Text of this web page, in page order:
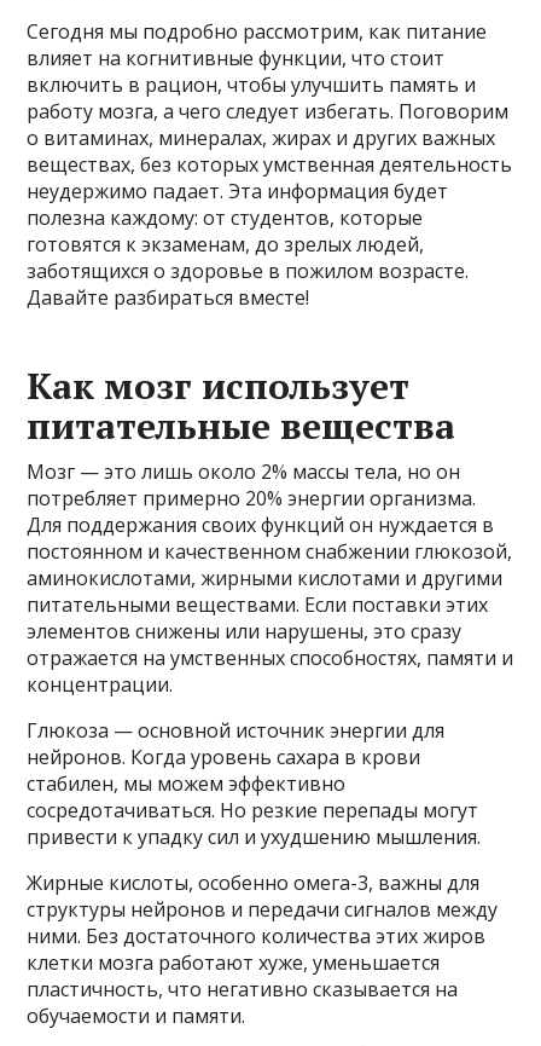
Сегодня мы подробно рассмотрим, как питание
влияет на когнитивные функции, что стоит
включить в рацион, чтобы улучшить память и
работу мозга, а чего следует избегать. Поговорим
о витаминах, минералах, жирах и других важных
веществах, без которых умственная деятельность
неудержимо падает. Эта информация будет
полезна каждому: от студентов, которые
готовятся к экзаменам, до зрелых людей,
заботящихся о здоровье в пожилом возрасте.
Давайте разбираться вместе!
Как мозг использует
питательные вещества
Мозг — это лишь около 2% массы тела, но он
потребляет примерно 20% энергии организма.
Для поддержания своих функций он нуждается в
постоянном и качественном снабжении глюкозой,
аминокислотами, жирными кислотами и другими
питательными веществами. Если поставки этих
элементов снижены или нарушены, это сразу
отражается на умственных способностях, памяти и
концентрации.
Глюкоза — основной источник энергии для
нейронов. Когда уровень сахара в крови
стабилен, мы можем эффективно
сосредотачиваться. Но резкие перепады могут
привести к упадку сил и ухудшению мышления.
Жирные кислоты, особенно омега-3, важны для
структуры нейронов и передачи сигналов между
ними. Без достаточного количества этих жиров
клетки мозга работают хуже, уменьшается
пластичность, что негативно сказывается на
обучаемости и памяти.